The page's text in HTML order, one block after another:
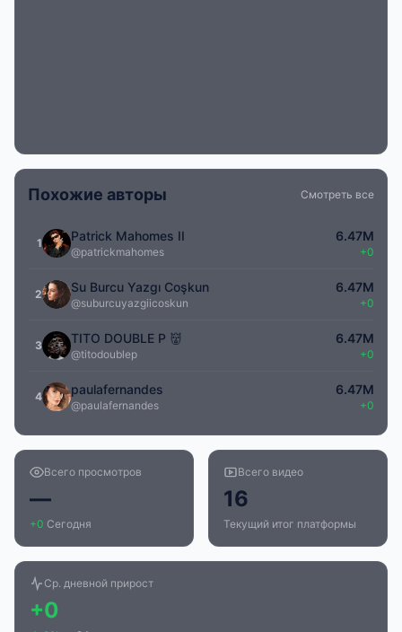
Похожие авторы Смотреть все
1 Patrick Mahomes II
@patrickmahomes
6.47M
+0
2 Su Burcu Yazgı Coşkun
@suburcuyazgiicoskun
6.47M
+0
3 TITO DOUBLE P 👹
@titodoublep
6.47M
+0
4 paulafernandes
@paulafernandes
6.47M
+0
Всего просмотров
—
+0 Сегодня
Всего видео
16
Текущий итог платформы
Ср. дневной прирост
+0